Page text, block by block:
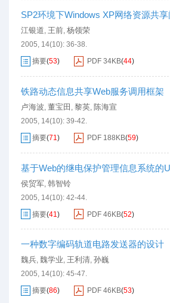
SP2环境下Windows XP网络资源共
江银道, 王前, 杨领荣
2005, 14(10): 36-38.
摘要(53) PDF 34KB(44)
铁路动态信息共享Web服务调用框架
卢海波 董宝田 黎英 陈海宣
2005, 14(10): 39-42.
摘要(71 ) PDF 188KB(59)
基于Web的继电保护管理信息系统的
侯贸军 韩智铃
2005, 14(10): 42-44.
摘要(41 ) PDF 46KB(52)
一种数字编码轨道电路发送器的设计
魏兵, 魏学业, 王利清, 孙巍
2005, 14(10): 45-47.
摘要(86) PDF 46KB(53)